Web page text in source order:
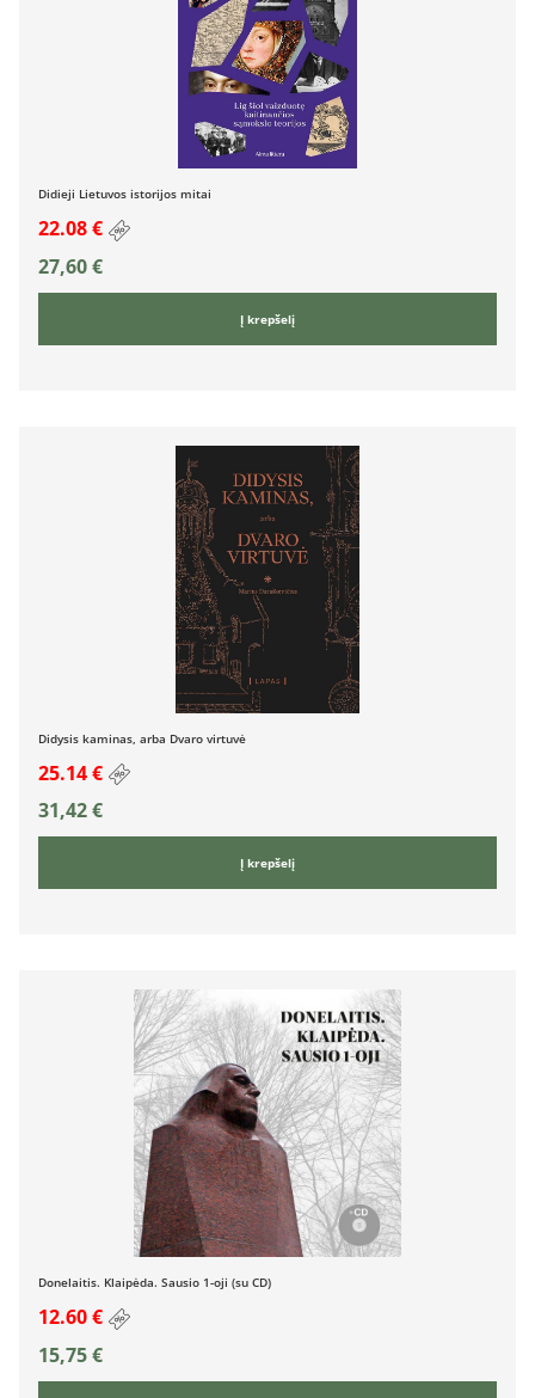
Didieji Lietuvos istorijos mitai
22.08 €
27,60€
Į krepšelį
Didysis kaminas, arba Dvaro virtuvė
25.14 €
31,42€
Į krepšelį
Donelaitis. Klaipėda. Sausio 1-oji (su CD)
12.60 €
15,75€